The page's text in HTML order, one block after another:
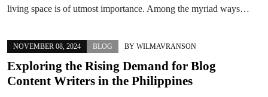
living space is of utmost importance. Among the myriad ways…
NOVEMBER 08, 2024 BLOG BY WILMAVRANSON
Exploring the Rising Demand for Blog
Content Writers in the Philippines